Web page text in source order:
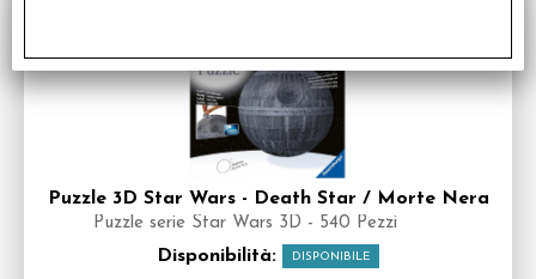
Puzzle 3D Star Wars - Death Star / Morte Nera
Puzzle serie Star Wars 3D - 540 Pezzi
Disponibilità: DISPONIBILE